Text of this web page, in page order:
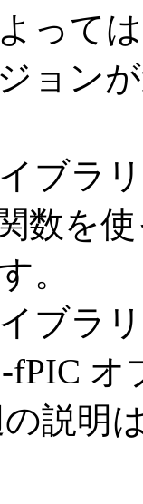
って
ョン
ブラ
を使
。
ブラ
fPIC
の説明